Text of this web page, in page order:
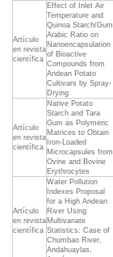
Artículo
en revista
científica
Effect of Inlet Air
Temperature and
Quinoa Starch/Gum
Arabic Ratio on
Nanoencapsulation
of Bioactive
Compounds from
Andean Potato
Cultivars by Spray-
Drying
Artículo
en revista
científica
Native Potato
Starch and Tara
Gum as Polymeric
Matrices to Obtain
Iron-Loaded
Microcapsules from
Ovine and Bovine
Erythrocytes
Artículo
en revista
científica
Water Pollution
Indexes Proposal
for a High Andean
River Using
Multivariate
Statistics: Case of
Chumbao River,
Andahuaylas,